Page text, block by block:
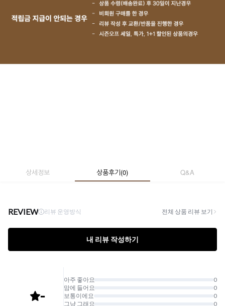
상세정보 상품후기(0) Q&A